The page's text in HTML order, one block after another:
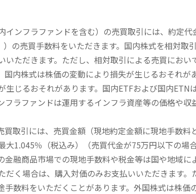
インフラファンドを含む）の売買取引には、約定
の売買手数料をいただきます。国内株式を相対取
いただきます。ただし、相対取引による売買におい
内株式は株価の変動により損失が生じるおそれが
じるおそれがあります。国内ETFおよび国内ETN
ラファンドは運用するインフラ資産等の価格や収
取引には、売買金額（現地約定金額に現地手数料
大1.045％（税込み）（売買代金が75万円以下の場
融商品市場での現地手数料や税金等は国や地域に
く場合は、購入対価のみお支払いいただきます。
数料をいただくことがあります。外国株式は株価